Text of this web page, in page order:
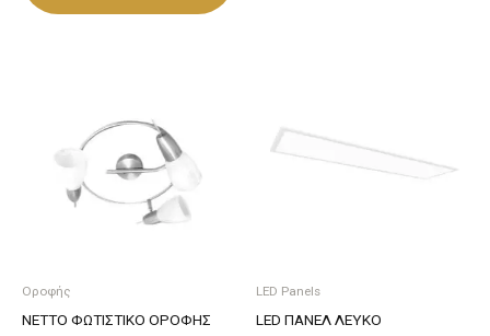
Οροφής
NETTO ΦΩΤΙΣΤΙΚΟ ΟΡΟΦΗΣ
LED Panels
LED ΠΑΝΕΛ ΛΕΥΚΟ